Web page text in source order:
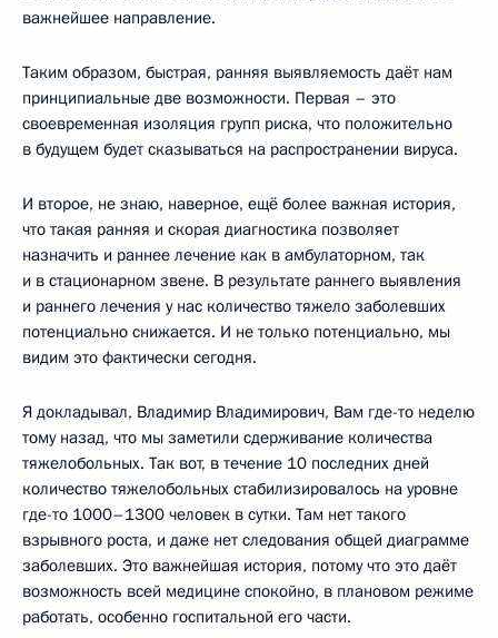
важнейшее направление.
Таким образом, быстрая, ранняя выявляемость даёт нам
принципиальные две возможности. Первая – это
своевременная изоляция групп риска, что положительно
в будущем будет сказываться на распространении вируса.
И второе, не знаю, наверное, ещё более важная история,
что такая ранняя и скорая диагностика позволяет
назначить и раннее лечение как в амбулаторном, так
и в стационарном звене. В результате раннего выявления
и раннего лечения у нас количество тяжело заболевших
потенциально снижается. И не только потенциально, мы
видим это фактически сегодня.
Я докладывал, Владимир Владимирович, Вам где-то неделю
тому назад, что мы заметили сдерживание количества
тяжелобольных. Так вот, в течение 10 последних дней
количество тяжелобольных стабилизировалось на уровне
где-то 1000–1300 человек в сутки. Там нет такого
взрывного роста, и даже нет следования общей диаграмме
заболевших. Это важнейшая история, потому что это даёт
возможность всей медицине спокойно, в плановом режиме
работать, особенно госпитальной его части.